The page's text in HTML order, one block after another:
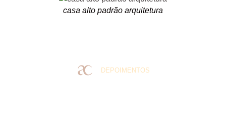
casa alto padrão arquitetura
DEPOIMENTOS